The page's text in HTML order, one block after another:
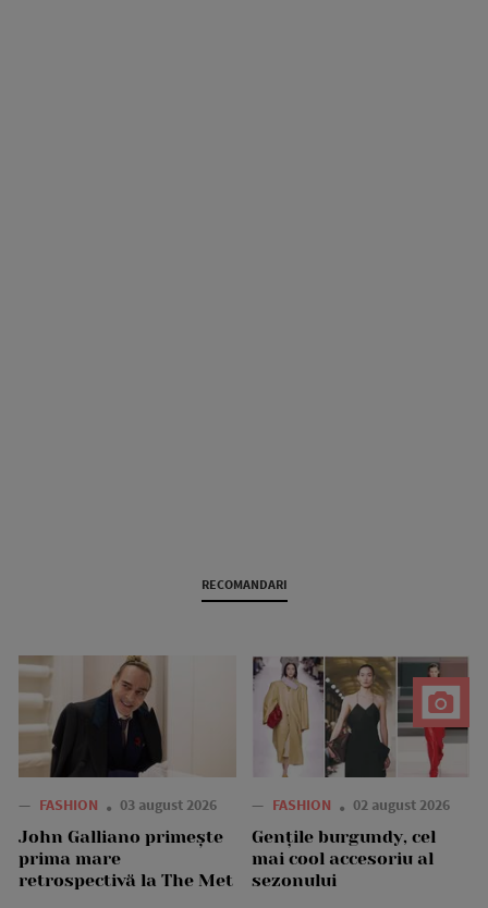
RECOMANDARI
— FASHION 03 august 2026
John Galliano primește
prima mare
retrospectivă la The Met
— FASHION 02 august 2026
Gențile burgundy, cel
mai cool accesoriu al
sezonului